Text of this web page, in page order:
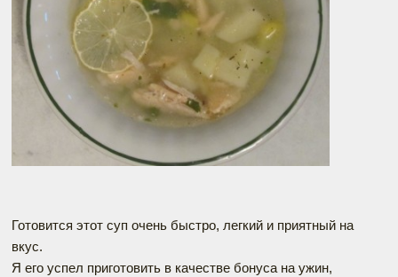
Готовится этот суп очень быстро, легкий и приятный на
вкус.
Я его успел приготовить в качестве бонуса на ужин,